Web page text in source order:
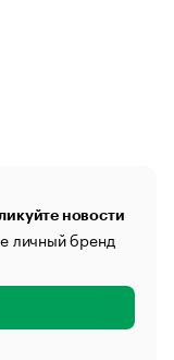
новости
личный бренд